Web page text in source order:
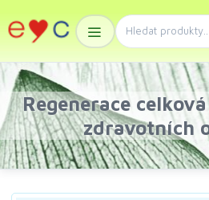
Regenerace
zdravotních